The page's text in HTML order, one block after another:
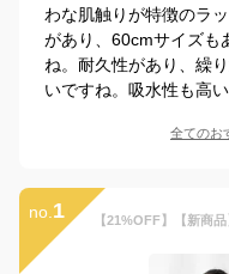
わな肌触りが特徴のラ
があり、60cmサイズも
ね。耐久性があり、繰
いですね。吸水性も高
全てのお
no. 1